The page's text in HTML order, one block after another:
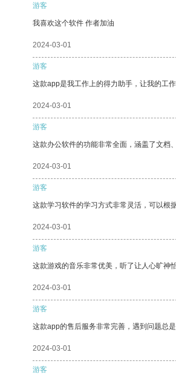
游客
我喜欢这个软件 作者加油
2024-03-01
游客
这款app是我工作上的得力助手，让我的工
2024-03-01
游客
这款办公软件的功能非常全面，涵盖了文档
2024-03-01
游客
这款学习软件的学习方式非常灵活，可以根
2024-03-01
游客
这款游戏的音乐非常优美，听了让人心旷神怡
2024-03-01
游客
这款app的售后服务非常完善，遇到问题总
2024-03-01
游客